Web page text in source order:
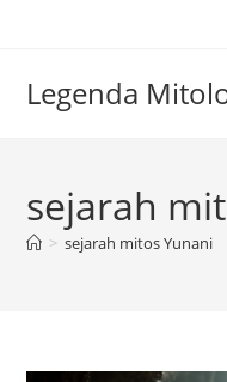
Legenda
sejarah
> sejarah mitos Yunani